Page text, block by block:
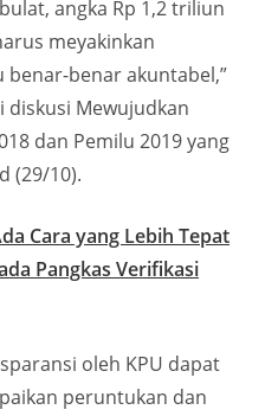
angka Rp 1,2 triliun
meyakinkan
benar-benar akuntabel,”
diskusi Mewujudkan
dan Pemilu 2019 yang
(29/10).
Cara yang Lebih Tepat
Pangkas Verifikasi
oleh KPU dapat
peruntukan dan